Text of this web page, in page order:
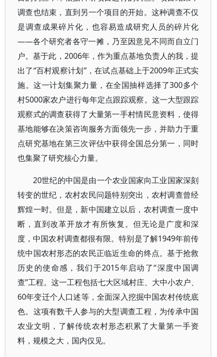
调查也结束，直到另一个项目的开始。这种调查不仅
是调查成果碎片化，也容易造成研究人员的碎片化
——各个研究者各守一摊，乃至因意见不同而自立门
户。基于此，2006年，作为重点基地负责人的我，提
出了“百村观察计划”，在试点基础上于2009年正式实
施。这一计划集聚力量，在全国抽样选择了300多个
村5000家农户进行每年定点跟踪观察。这一大型跟踪
观察式的调查获得了大量第一手村情民意资料，使得
基地能够在决策咨询服务方面领先一步，并助力于重
点研究基地在第三次评估中获得全国总分第一，同时
也集聚了研究核心力量。
20世纪的中国是由一个农业国家向工业国家深刻
转变的世纪，农村农民问题特别突出，农村调查曾经
辉煌一时。但是，新中国建立以后，农村调查一度中
断，直到改革开放才有所恢复。但无论是广度和深
度，中国农村调查都很有限。特别是了解1949年前传
统中国农村形态的农民正临近生命的终点。基于抢救
历史的使命感，我们于2015年启动了“深度中国调
查”工程。这一工程包括七大区域村庄、大中小农户、
60年变迁个人口述等，全面深入挖掘中国农村传统底
色。这项有数千人参与的大型调查工程，为传承中国
农业文明，了解传统农村形态积累了大量第一手资
料，规模之大，国内仅见。